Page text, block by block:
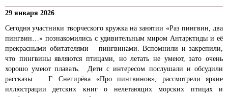
29 января 2026
Сегодня участники творческого кружка на занятии «Раз пингвин, два
пингвин…» познакомились с удивительным миром Антарктиды и её
прекрасными обитателями – пингвинами. Вспомнили и закрепили,
что пингвины являются птицами, но летать не умеют, зато очень
хорошо умеют плавать. Дети с интересом послушали и обсудили
рассказы Г. Снегирёва «Про пингвинов», рассмотрели яркие
иллюстрации детских книг о нелетающих морских птицах и